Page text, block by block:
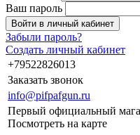
Ваш пароль
Войти в личный кабинет
Забыли пароль?
Создать личный кабинет
+79522826013
Заказать звонок
info@pifpafgun.ru
Первый официальный
Посмотреть на карте